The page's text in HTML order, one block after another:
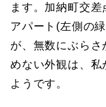
ます。加納町交差
アパート(左側の
が、無数にぶら
めない外観は、私
ようです。